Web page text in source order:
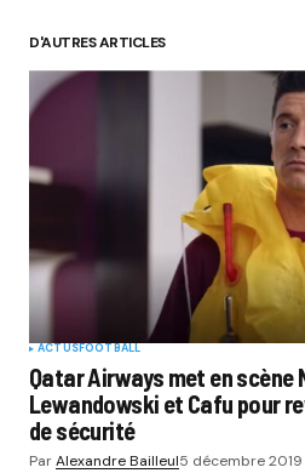
D'AUTRES ARTICLES
ACTUSFOOTBALL
Qatar Airways met en scène
Lewandowski et Cafu pour
de sécurité
ParAlexandre Bailleul5 décembre 2019